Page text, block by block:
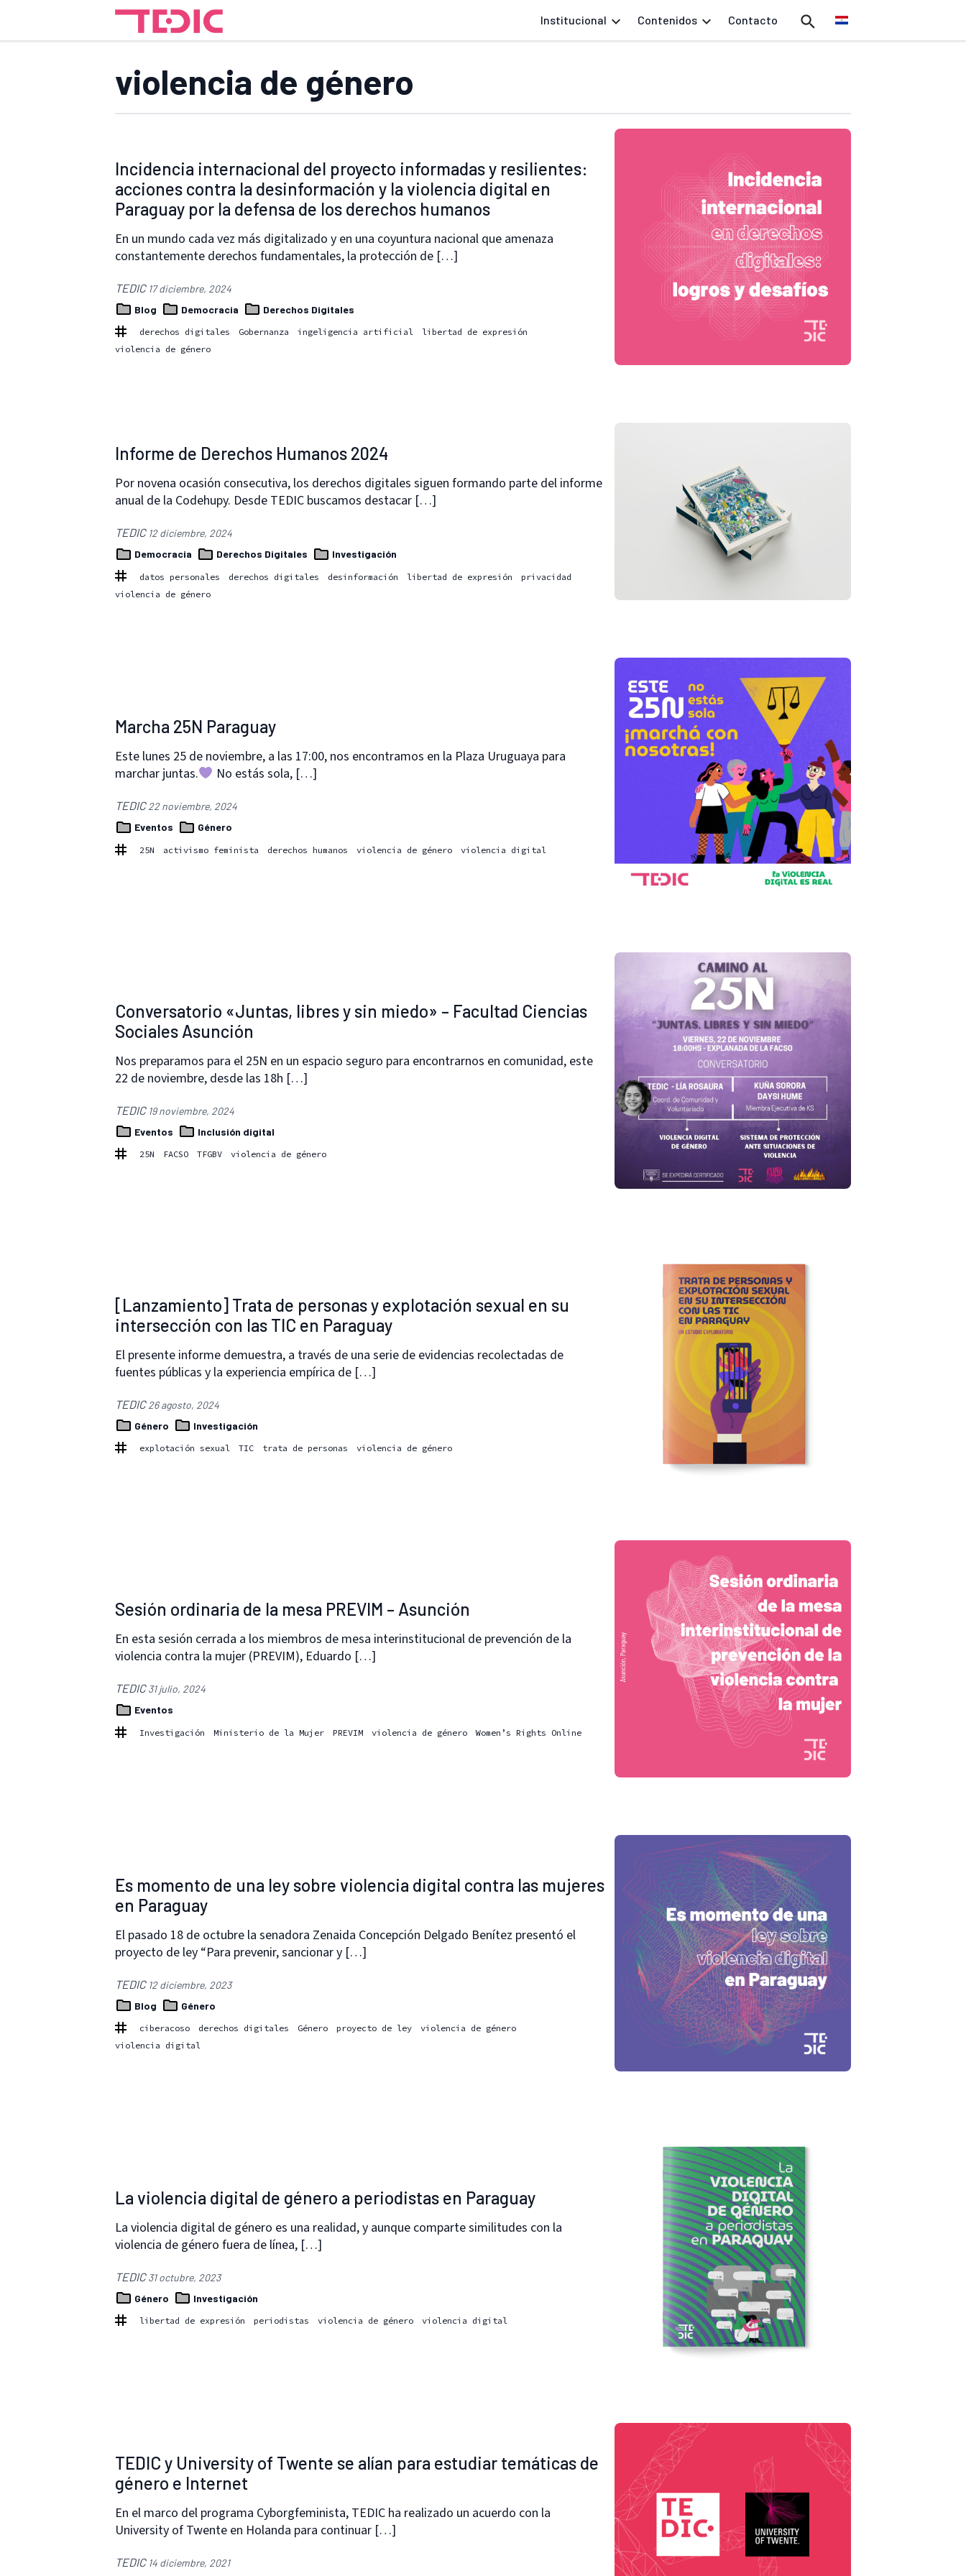
Institucional Contenidos Contacto
violencia de género
Incidencia internacional del proyecto informadas y resilientes:
acciones contra la desinformación y la violencia digital en
Paraguay por la defensa de los derechos humanos
En un mundo cada vez más digitalizado y en una coyuntura nacional que amenaza
constantemente derechos fundamentales, la protección de […]
TEDIC 17 diciembre, 2024
Blog
Democracia Derechos Digitales
derechos digitales Gobernanza ingeligencia artificial
libertad de expresión
violencia de género
Informe de Derechos Humanos 2024
Por novena ocasión consecutiva, los derechos digitales siguen formando parte del informe
anual de la Codehupy. Desde TEDIC buscamos destacar […]
TEDIC 12 diciembre, 2024
Democracia
Derechos Digitales Investigación
datos personales derechos digitales desinformación libertad de expresión
privacidad
violencia de género
Marcha 25N Paraguay
Este lunes 25 de noviembre, a las 17:00, nos encontramos en la Plaza Uruguaya para
marchar juntas.
No estás sola, […]
TEDIC22 noviembre, 2024
Eventos
Género
25N activismo feminista derechos humanos violencia de género violencia digital
Conversatorio «Juntas, libres y sin miedo» – Facultad Ciencias
Sociales Asunción
Nos preparamos para el 25N en un espacio seguro para encontrarnos en comunidad, este
22 de noviembre, desde las 18h […]
TEDIC 19 noviembre, 2024
Eventos
Inclusión digital
25N FACSO TFGBV violencia de género
[Lanzamiento] Trata de personas y explotación sexual en su
intersección con las TIC en Paraguay
El presente informe demuestra, a través de una serie de evidencias recolectadas de
fuentes públicas y la experiencia empírica de […]
TEDIC26 agosto, 2024
Género
Investigación
explotación sexual TIC trata de personas violencia de género
Sesión ordinaria de la mesa PREVIM – Asunción
En esta sesión cerrada a los miembros de mesa interinstitucional de prevención de la
violencia contra la mujer (PREVIM), Eduardo […]
TEDIC31 julio, 2024
Eventos
Investigación Ministerio de la Mujer PREVIM violencia de género Women’s Rights Online
Es momento de una ley sobre violencia digital contra las mujeres
en Paraguay
El pasado 18 de octubre la senadora Zenaida Concepción Delgado Benítez presentó el
proyecto de ley “Para prevenir, sancionar y […]
TEDIC 12 diciembre, 2023
Blog
Género
ciberacoso derechos digitales Género proyecto de ley
violencia de género
violencia digital
La violencia digital de género a periodistas en Paraguay
La violencia digital de género es una realidad, y aunque comparte similitudes con la
violencia de género fuera de línea, […]
TEDIC31 octubre, 2023
Género
Investigación
libertad de expresión periodistas violencia de género violencia digital
TEDIC y University of Twente se alían para estudiar temáticas de
género e Internet
En el marco del programa Cyborgfeminista, TEDIC ha realizado un acuerdo con la
University of Twente en Holanda para continuar […]
TEDIC 14 diciembre, 2021